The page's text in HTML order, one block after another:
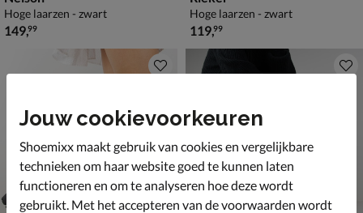
Hoge laarzen - zwart
€ 149,99
149,99
Hoge laarzen - zwart
€ 119,99
119,99
Jouw cookievoorkeuren
Shoemixx maakt gebruik van cookies en vergelijkbare
technieken om haar website goed te kunnen laten
functioneren en om te analyseren hoe deze wordt
gebruikt. Met het accepteren van de voorwaarden wordt